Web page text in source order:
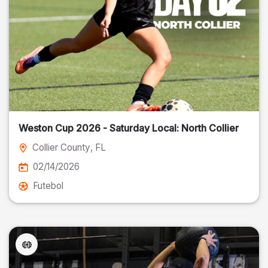
Weston Cup 2026 - Saturday Local: North Collier
Collier County, FL
02/14/2026
Futebol